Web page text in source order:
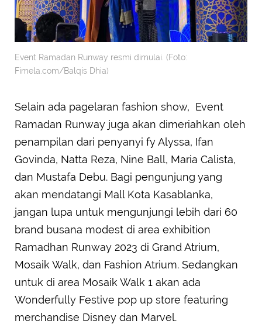
Event Ramadan Runway resmi dimulai. (Foto:
Fimela.com/Balqis Dhia)
Selain ada pagelaran fashion show, Event
Ramadan Runway juga akan dimeriahkan oleh
penampilan dari penyanyi fy Alyssa, Ifan
Govinda, Natta Reza, Nine Ball, Maria Calista,
dan Mustafa Debu. Bagi pengunjung yang
akan mendatangi Mall Kota Kasablanka,
jangan lupa untuk mengunjungi lebih dari 60
brand busana modest di area exhibition
Ramadhan Runway 2023 di Grand Atrium,
Mosaik Walk, dan Fashion Atrium. Sedangkan
untuk di area Mosaik Walk 1 akan ada
Wonderfully Festive pop up store featuring
merchandise Disney dan Marvel.